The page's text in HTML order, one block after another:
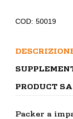
14/100
COD: 50019
PRODUCT
Packer a